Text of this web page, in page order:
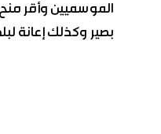
بصير وكذلك إعانة